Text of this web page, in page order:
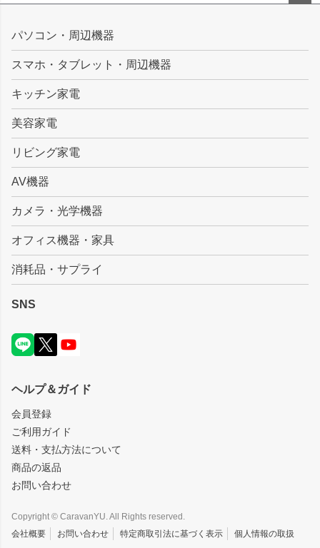
ップ
パソコン・周辺機器
スマホ・タブレット・周辺機器
キッチン家電
美容家電
リビング家電
AV機器
カメラ・光学機器
オフィス機器・家具
消耗品・サプライ
SNS
ヘルプ＆ガイド
会員登録
ご利用ガイド
送料・支払方法について
商品の返品
お問い合わせ
Copyright © CaravanYU. All Rights reserved.
会社概要
お問い合わせ 特定商取引法に基づく表示 個人情報の取扱